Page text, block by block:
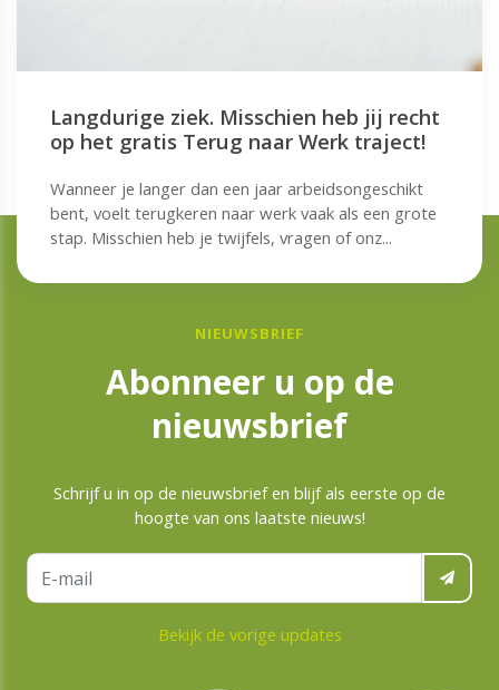
Langdurige ziek. Misschien heb jij recht
op het gratis Terug naar Werk traject!
Wanneer je langer dan een jaar arbeidsongeschikt
bent, voelt terugkeren naar werk vaak als een grote
stap. Misschien heb je twijfels, vragen of onz...
NIEUWSBRIEF
Abonneer u op de
nieuwsbrief
Schrijf u in op de nieuwsbrief en blijf als eerste op de
hoogte van ons laatste nieuws!
Bekijk de vorige updates